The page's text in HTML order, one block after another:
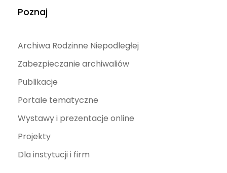
Poznaj
Archiwa Rodzinne Niepodległej
Zabezpieczanie archiwaliów
Publikacje
Portale tematyczne
Wystawy i prezentacje online
Projekty
Dla instytucji i firm